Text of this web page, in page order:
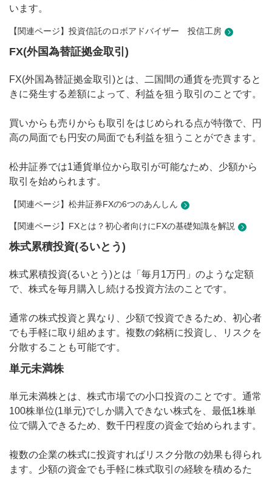
います。
【関連ページ】投資信託のロボアドバイザー 投信工房
FX(外国為替証拠金取引)
FX(外国為替証拠金取引)とは、二国間の通貨を売買すると
きに発生する差額によって、利益を狙う取引のことです。
買いからも売りからも取引をはじめられる点が特徴で、円
高の局面でも円安の局面でも利益を狙うことができます。
松井証券では1通貨単位から取引が可能なため、少額から
取引を始められます。
【関連ページ】松井証券FXの6つのあんしん
【関連ページ】FXとは？初心者向けにFXの基礎知識を解説
株式累積投資(るいとう)
株式累積投資(るいとう)とは「毎月1万円」のような定額
で、株式を毎月購入し続ける投資方法のことです。
通常の株式投資と異なり、少額で投資できるため、初心者
でも手軽に取り組めます。複数の銘柄に投資し、リスクを
分散することも可能です。
単元未満株
単元未満株とは、株式市場での小口投資のことです。通常
100株単位(1単元)でしか購入できない株式を、最低1株単
位で購入できるため、数千円程度の資金で始められます。
複数の企業の株式に投資すればリスク分散の効果も得られ
ます。少額の資金でも手軽に株式取引の経験を積めるた